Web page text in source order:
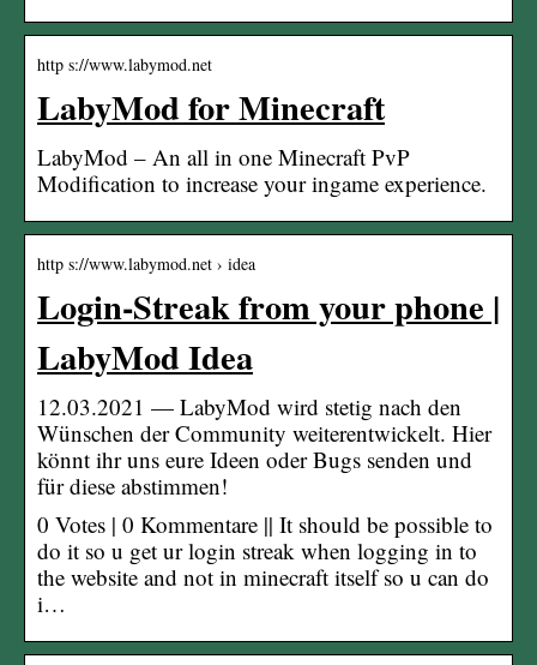
http s://www.labymod.net
LabyMod for Minecraft
LabyMod – An all in one Minecraft PvP
Modification to increase your ingame experience.
http s://www.labymod.net › idea
Login-Streak from your phone |
LabyMod Idea
12.03.2021 — LabyMod wird stetig nach den
Wünschen der Community weiterentwickelt. Hier
könnt ihr uns eure Ideen oder Bugs senden und
für diese abstimmen!
0 Votes | 0 Kommentare || It should be possible to
do it so u get ur login streak when logging in to
the website and not in minecraft itself so u can do
i…